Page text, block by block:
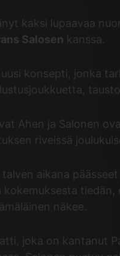
kaksi lupaavaa
Salosen kanssa.
konsepti, jonka
Ahen ja Salonen
riveissä
aikana
näkee.
joka on kantanut